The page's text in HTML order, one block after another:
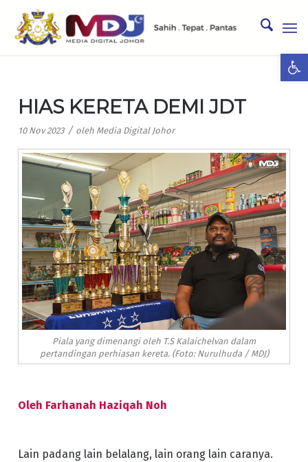
HIAS KERETA DEMI JDT
10 Nov 2023 / oleh Media Digital Johor
Piala yang dimenangi oleh T.S Kalaichelvan dalam
pertandingan perhiasan kereta. (Foto: Nurulhuda / MDJ)
Oleh Farhanah Haziqah Noh
Lain padang lain belalang, lain orang lain caranya.